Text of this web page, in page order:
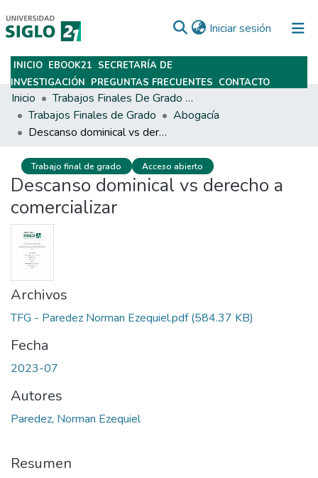
Iniciar sesión (current)
Subir
INICIO EBOOK21 SECRETARÍA DE
INVESTIGACIÓN PREGUNTAS FRECUENTES CONTACTO
Inicio
Trabajos Finales De Grado Y Posgrado
Trabajos Finales de Grado
Abogacía
Descanso dominical vs derecho a comercializar
Trabajo final de grado Acceso abierto
Descanso dominical vs derecho a
comercializar
Archivos
TFG - Paredez Norman Ezequiel.pdf(584.37 KB)
Fecha
2023-07
Autores
Paredez, Norman Ezequiel
Resumen